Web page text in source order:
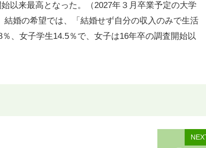
以来最高となった。（2027年３月卒業予定の大学
婚の希望では、「結婚せず自分の収入のみで生活
、女子学生14.5％で、女子は16年卒の調査開始以